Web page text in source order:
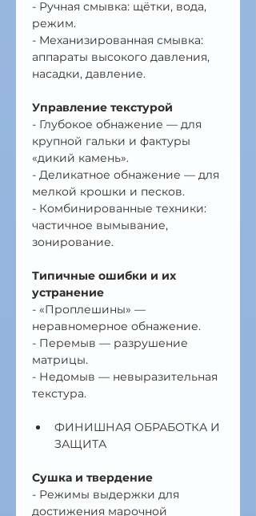
- Ручная смывка: щётки, вода,
режим.
- Механизированная смывка:
аппараты высокого давления,
насадки, давление.
Управление текстурой
- Глубокое обнажение — для
крупной гальки и фактуры
«дикий камень».
- Деликатное обнажение — для
мелкой крошки и песков.
- Комбинированные техники:
частичное вымывание,
зонирование.
Типичные ошибки и их
устранение
- «Проплешины» —
неравномерное обнажение.
- Перемыв — разрушение
матрицы.
- Недомыв — невыразительная
текстура.
ФИНИШНАЯ ОБРАБОТКА И
ЗАЩИТА
Сушка и твердение
- Режимы выдержки для
достижения марочной